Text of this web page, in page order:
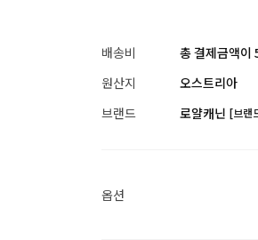
배송비
총 결제금액이
원산지
오스트리아
브랜드
로얄캐닌 [브랜
옵션